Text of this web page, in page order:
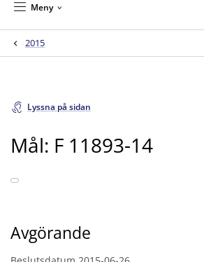
Meny
2015
Lyssna på sidan
Mål: F 11893-14
Avgörande